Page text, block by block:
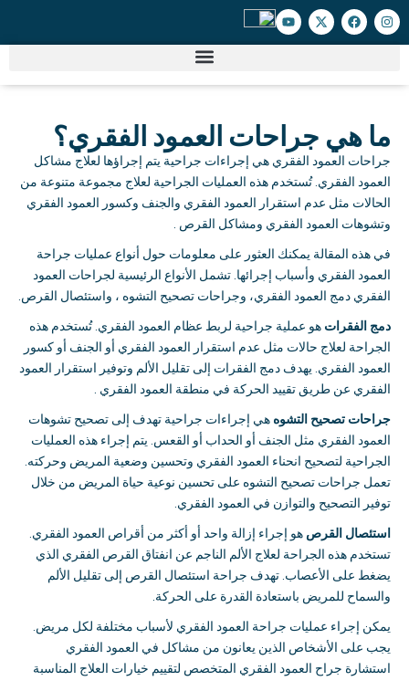
ما هي جراحات العمود الفقري؟
جراحات العمود الفقري هي إجراءات جراحية يتم إجراؤها لعلاج مشاكل
العمود الفقري.تُستخدم هذه العمليات الجراحية لعلاج مجموعة متنوعة من
الحالات مثل عدم استقرار العمود الفقري والجنف وكسور العمود الفقري
وتشوهات العمود الفقري ومشاكل القرص .
في هذه المقالة يمكنك العثور على معلومات حول أنواع عمليات جراحة
العمود الفقري وأسباب إجرائها. تشمل الأنواع الرئيسية لجراحات العمود
الفقري دمج العمود الفقري، وجراحات تصحيح التشوه ، واستئصال القرص.
دمج الفقرات هو عملية جراحية لربط عظام العمود الفقري.تُستخدم هذه
الجراحة لعلاج حالات مثل عدم استقرار العمود الفقري أو الجنف أو كسور
العمود الفقري. يهدف دمج الفقرات إلى تقليل الألم وتوفير استقرار العمود
الفقري عن طريق تقييد الحركة في منطقة العمود الفقري .
جراحات تصحيح التشوه هي إجراءات جراحية تهدف إلى تصحيح تشوهات
العمود الفقري مثل الجنف أو الحداب أو القعس. يتم إجراء هذه العمليات
الجراحية لتصحيح انحناء العمود الفقري وتحسين وضعية المريض وحركته.
تعمل جراحات تصحيح التشوه على تحسين نوعية حياة المريض من خلال
توفير التصحيح والتوازن في العمود الفقري.
استئصال القرص هو إجراء إزالة واحد أو أكثر من أقراص العمود الفقري.
تستخدم هذه الجراحة لعلاج الألم الناجم عن انفتاق القرص الفقري الذي
يضغط على الأعصاب. تهدف جراحة استئصال القرص إلى تقليل الألم
والسماح للمريض باستعادة القدرة على الحركة.
يمكن إجراء عمليات جراحة العمود الفقري لأسباب مختلفة لكل مريض.
يجب على الأشخاص الذين يعانون من مشاكل في العمود الفقري
استشارة جراح العمود الفقري المتخصص لتقييم خيارات العلاج المناسبة